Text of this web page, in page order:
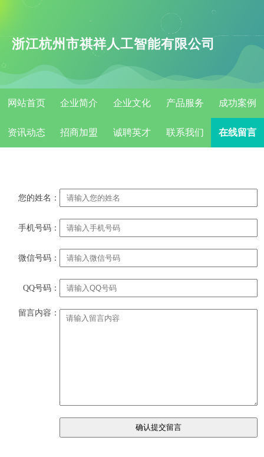
浙江杭州市祺祥人工智能有限公司
网站首页 企业简介 企业文化 产品服务 成功案例
资讯动态 招商加盟 诚聘英才 联系我们 在线留言
您的姓名：
手机号码：
微信号码：
QQ号码：
留言内容：